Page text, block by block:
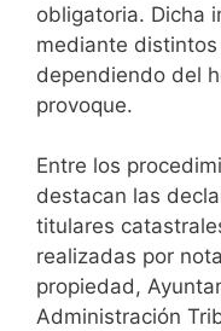
obligatoria. Dicha
mediante
dependiendo del
provoque.
Entre los
destacan las
titulares
realizadas por
propiedad,
Administración